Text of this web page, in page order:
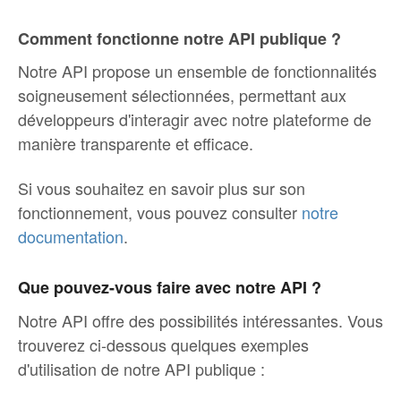
Comment fonctionne notre API publique ?
Notre API propose un ensemble de fonctionnalités
soigneusement sélectionnées, permettant aux
développeurs d'interagir avec notre plateforme de
manière transparente et efficace.
Si vous souhaitez en savoir plus sur son
fonctionnement, vous pouvez consulter notre
documentation.
Que pouvez-vous faire avec notre API ?
Notre API offre des possibilités intéressantes. Vous
trouverez ci-dessous quelques exemples
d'utilisation de notre API publique :